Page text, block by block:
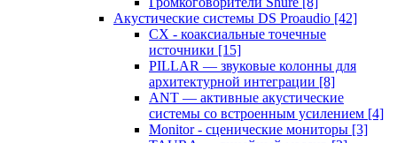
Акустические системы DS Proaudio [42]
CX - коаксиальные точечные
источники [15]
PILLAR — звуковые колонны для
архитектурной интеграции [8]
ANT — активные акустические
системы со встроенным усилением [4]
Monitor - сценические мониторы [3]